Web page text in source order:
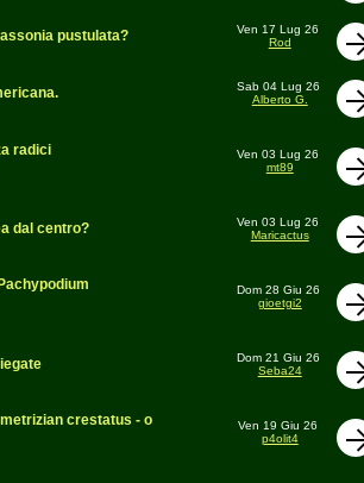
pustulata?
Ven 17 Lug 26
Rod
Sab 04 Lug 26
Alberto G.
radici
Ven 03 Lug 26
mt89
dal centro?
Ven 03 Lug 26
Maricactus
Dom 28 Giu 26
gioetgi2
Dom 21 Giu 26
Seba24
crestatus - o
Ven 19 Giu 26
p4olit4